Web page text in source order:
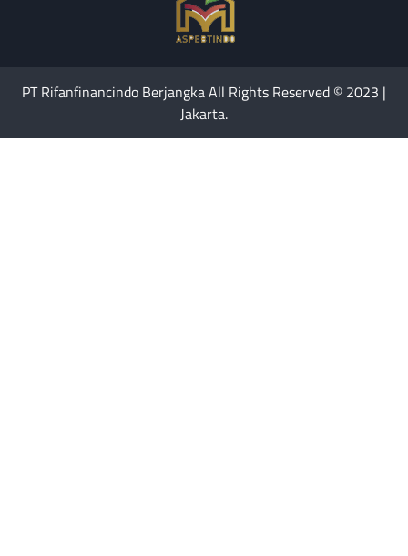
PT Rifanfinancindo Berjangka All Rights Reserved © 2023 |
Jakarta.